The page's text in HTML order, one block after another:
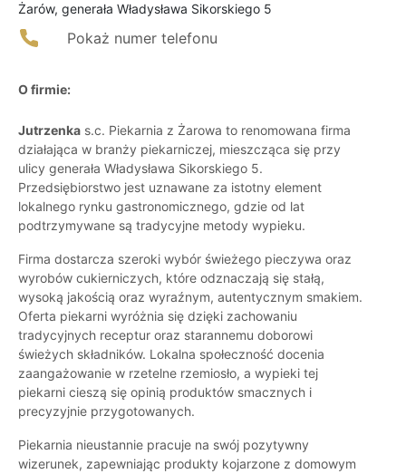
Żarów, generała Władysława Sikorskiego 5
Pokaż numer telefonu
O firmie:
Jutrzenka s.c. Piekarnia z Żarowa to renomowana firma
działająca w branży piekarniczej, mieszcząca się przy
ulicy generała Władysława Sikorskiego 5.
Przedsiębiorstwo jest uznawane za istotny element
lokalnego rynku gastronomicznego, gdzie od lat
podtrzymywane są tradycyjne metody wypieku.
Firma dostarcza szeroki wybór świeżego pieczywa oraz
wyrobów cukierniczych, które odznaczają się stałą,
wysoką jakością oraz wyraźnym, autentycznym smakiem.
Oferta piekarni wyróżnia się dzięki zachowaniu
tradycyjnych receptur oraz starannemu doborowi
świeżych składników. Lokalna społeczność docenia
zaangażowanie w rzetelne rzemiosło, a wypieki tej
piekarni cieszą się opinią produktów smacznych i
precyzyjnie przygotowanych.
Piekarnia nieustannie pracuje na swój pozytywny
wizerunek, zapewniając produkty kojarzone z domowym